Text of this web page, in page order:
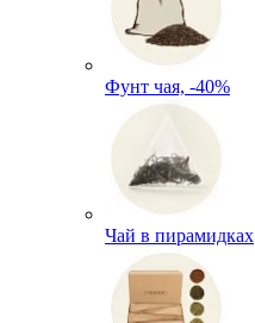
Фунт чая, -40%
Чай в пирамидках